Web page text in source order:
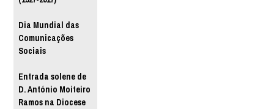
Dia Mundial das
Comunicações
Sociais
Entrada solene de
D. António Moiteiro
Ramos na Diocese